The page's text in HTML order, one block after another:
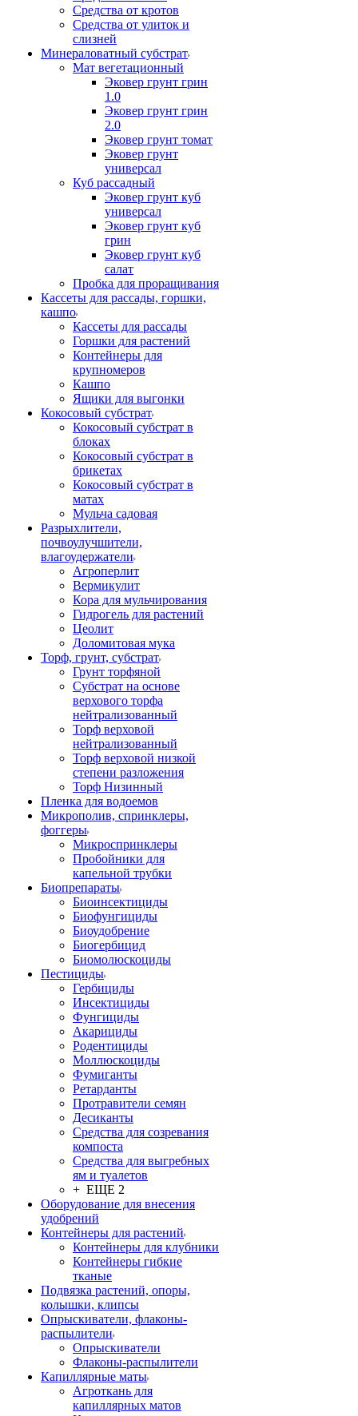
Средства от кротов
Средства от улиток и
слизней
Минераловатный субстрат
Мат вегетационный
Эковер грунт грин
1.0
Эковер грунт грин
2.0
Эковер грунт томат
Эковер грунт
универсал
Куб рассадный
Эковер грунт куб
универсал
Эковер грунт куб
грин
Эковер грунт куб
салат
Пробка для проращивания
Кассеты для рассады, горшки,
кашпо
Кассеты для рассады
Горшки для растений
Контейнеры для
крупномеров
Кашпо
Ящики для выгонки
Кокосовый субстрат
Кокосовый субстрат в
блоках
Кокосовый субстрат в
брикетах
Кокосовый субстрат в
матах
Мульча садовая
Разрыхлители,
почвоулучшители,
влагоудержатели
Агроперлит
Вермикулит
Кора для мульчирования
Гидрогель для растений
Цеолит
Доломитовая мука
Торф, грунт, субстрат
Грунт торфяной
Субстрат на основе
верхового торфа
нейтрализованный
Торф верховой
нейтрализованный
Торф верховой низкой
степени разложения
Торф Низинный
Пленка для водоемов
Микрополив, спринклеры,
фоггеры
Микроспринклеры
Пробойники для
капельной трубки
Биопрепараты
Биоинсектициды
Биофунгициды
Биоудобрение
Биогербицид
Биомолюскоциды
Пестициды
Гербициды
Инсектициды
Фунгициды
Акарициды
Родентициды
Моллюскоциды
Фумиганты
Ретарданты
Протравители семян
Десиканты
Средства для созревания
компоста
Средства для выгребных
ям и туалетов
+ ЕЩЕ 2
Оборудование для внесения
удобрений
Контейнеры для растений
Контейнеры для клубники
Контейнеры гибкие
тканые
Подвязка растений, опоры,
колышки, клипсы
Опрыскиватели, флаконы-
распылители
Опрыскиватели
Флаконы-распылители
Капиллярные маты
Агроткань для
капиллярных матов